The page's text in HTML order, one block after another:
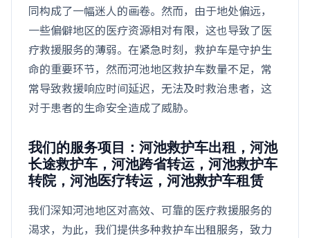
同构成了一幅迷人的画卷。然而，由于地处偏远，
一些偏僻地区的医疗资源相对有限，这也导致了医
疗救援服务的薄弱。在紧急时刻，救护车是守护生
命的重要环节，然而河池地区救护车数量不足，常
常导致救援响应时间延迟，无法及时救治患者，这
对于患者的生命安全造成了威胁。
我们的服务项目：河池救护车出租，河池
长途救护车，河池跨省转运，河池救护车
转院，河池医疗转运，河池救护车租赁
我们深知河池地区对高效、可靠的医疗救援服务的
渴求，为此，我们提供多种救护车出租服务，致力